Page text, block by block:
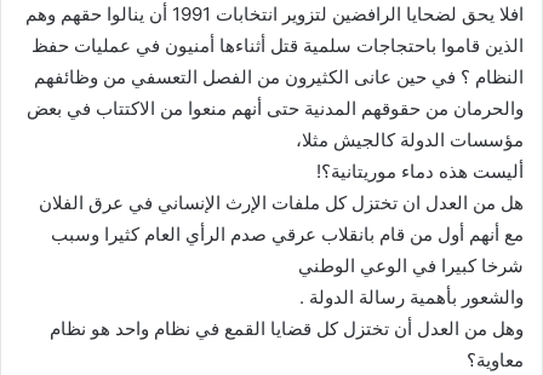
افلا يحق لضحايا الرافضين لتزوير انتخابات 1991 أن ينالوا حقهم وهم
الذين قاموا باحتجاجات سلمية قتل أثناءها أمنيون في عمليات حفظ
النظام ؟ في حين عانى الكثيرون من الفصل التعسفي من وظائفهم
والحرمان من حقوقهم المدنية حتى أنهم منعوا من الاكتتاب في بعض
مؤسسات الدولة كالجيش مثلا،
أليست هذه دماء موريتانية؟!
هل من العدل ان تختزل كل ملفات الإرث الإنساني في عرق الفلان
مع أنهم أول من قام بانقلاب عرقي صدم الرأي العام كثيرا وسبب
شرخا كبيرا في الوعي الوطني
والشعور بأهمية رسالة الدولة .
وهل من العدل أن تختزل كل قضايا القمع في نظام واحد هو نظام
معاوية؟